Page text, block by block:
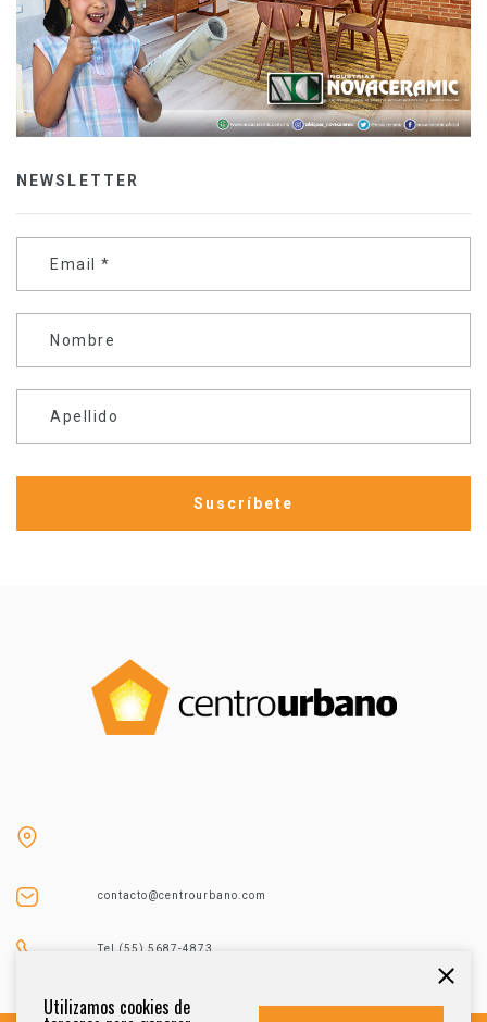
NEWSLETTER
Email *
Nombre
Apellido
contacto@centrourbano.com
Tel (55) 5687-4873
Utilizamos cookies de